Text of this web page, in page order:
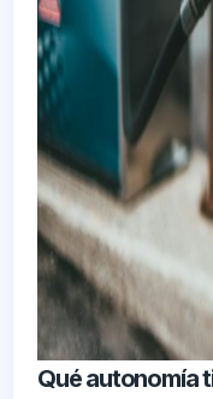
Qué autonomía